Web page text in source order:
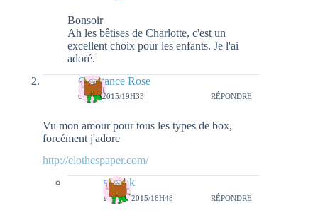
Bonsoir
Ah les bêtises de Charlotte, c'est un
excellent choix pour les enfants. Je l'ai
adoré.
Constance Rose
6 MAI 2015/19H33 RÉPONDRE
Vu mon amour pour tous les types de box,
forcément j'adore
http://clothespaper.com/
natieak
11 MAI 2015/16H48 RÉPONDRE